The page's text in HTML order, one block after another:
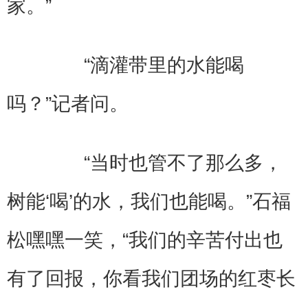
家。”
“滴灌带里的水能喝
吗？”记者问。
“当时也管不了那么多，
树能‘喝’的水，我们也能喝。”石福
松嘿嘿一笑，“我们的辛苦付出也
有了回报，你看我们团场的红枣长